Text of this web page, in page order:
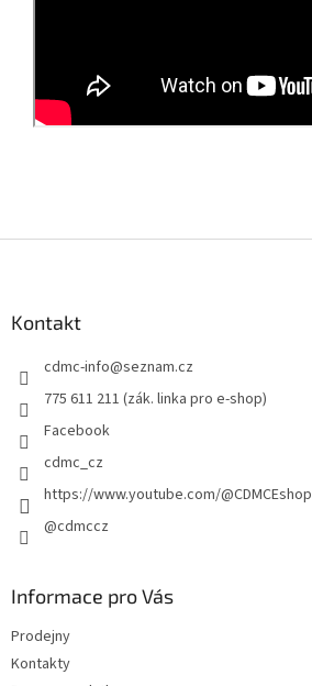
Kontakt
cdmc-info@seznam.cz
775 611 211 (zák. linka pro e-shop)
Facebook
cdmc_cz
https://www.youtube.com/@CDMCEshop
@cdmccz
Informace pro Vás
Prodejny
Kontakty